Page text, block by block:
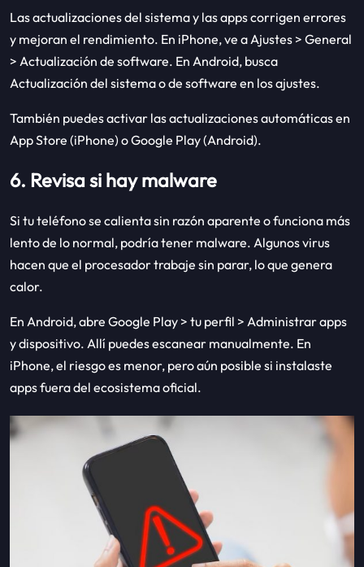
Las actualizaciones del sistema y las apps corrigen errores
y mejoran el rendimiento. En iPhone, ve a Ajustes > General
> Actualización de software. En Android, busca
Actualización del sistema o de software en los ajustes.
También puedes activar las actualizaciones automáticas en
App Store (iPhone) o Google Play (Android).
6. Revisa si hay malware
Si tu teléfono se calienta sin razón aparente o funciona más
lento de lo normal, podría tener malware. Algunos virus
hacen que el procesador trabaje sin parar, lo que genera
calor.
En Android, abre Google Play > tu perfil > Administrar apps
y dispositivo. Allí puedes escanear manualmente. En
iPhone, el riesgo es menor, pero aún posible si instalaste
apps fuera del ecosistema oficial.